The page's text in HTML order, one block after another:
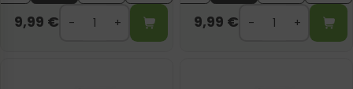
9,99 € 9,99 €